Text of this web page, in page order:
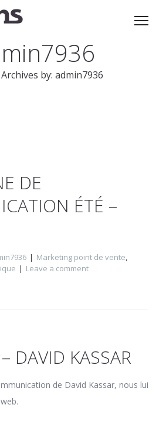
by: admin7936
DE
ÉTÉ –
Marketing point de vente,
Leave a comment
DAVID KASSAR
de David Kassar, nous lui